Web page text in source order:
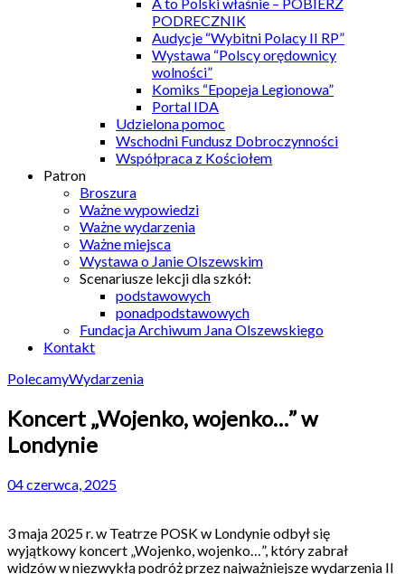
PODRECZNIK
Audycje “Wybitni Polacy II RP”
Wystawa “Polscy orędownicy
wolności”
Komiks “Epopeja Legionowa”
Portal IDA
Udzielona pomoc
Wschodni Fundusz Dobroczynności
Współpraca z Kościołem
Patron
Broszura
Ważne wypowiedzi
Ważne wydarzenia
Ważne miejsca
Wystawa o Janie Olszewskim
Scenariusze lekcji dla szkół:
podstawowych
ponadpodstawowych
Fundacja Archiwum Jana Olszewskiego
Kontakt
PolecamyWydarzenia
Koncert „Wojenko, wojenko…” w
Londynie
04 czerwca, 2025
3 maja 2025 r. w Teatrze POSK w Londynie odbył się
wyjątkowy koncert „Wojenko, wojenko…”, który zabrał
widzów w niezwykłą podróż przez najważniejsze wydarzenia II